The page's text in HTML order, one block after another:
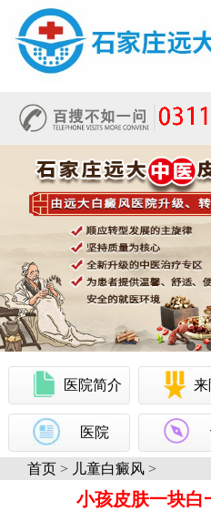
医院简介 来
医院
首页 > 儿童白癜风 >
小孩皮肤一块白